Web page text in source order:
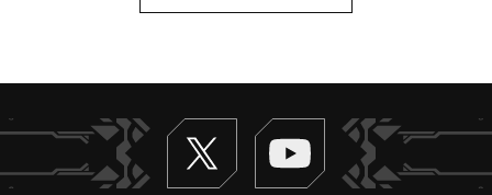
Twitter ヴァンガードch